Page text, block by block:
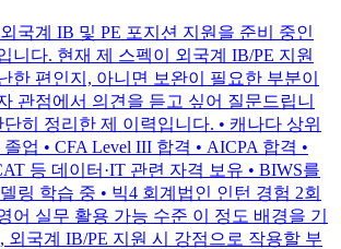
국계 IB 및 PE 포지션 지원을 준비 중인
니다. 현재 제 스펙이 외국계 IB/PE 지원
한 편인지, 아니면 보완이 필요한 부분이
관점에서 의견을 듣고 싶어 질문드립니
히 정리한 제 이력입니다. • 캐나다 상위
업 • CFA Level III 합격 • AICPA 합격 •
등 데이터·IT 관련 자격 보유 • BIWS를
링 학습 중 • 빅4 회계법인 인턴 경험 2회
어 실무 활용 가능 수준 이 정도 배경을 기
외국계 IB/PE 지원 시 강점으로 작용할 부